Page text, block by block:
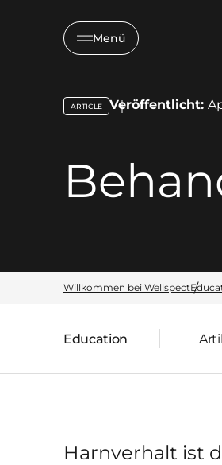
Menü
key:global.content-
ARTICLE Veröffentlicht:
Willkommen bei Wellspect
übergeordnete Seite:
Education
Harnverhalt ist